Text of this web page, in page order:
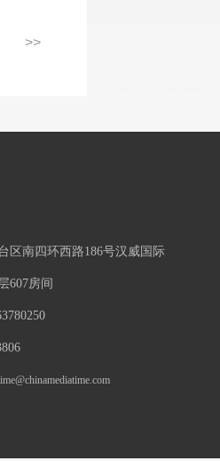
>>
区南四环西路186号汉威国际
607房间